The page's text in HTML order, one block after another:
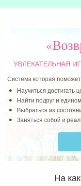
УВЛЕКАТЕЛЬНАЯ
Система которая
Научиться достигать
Найти подруг и
Выбраться из
Заняться собой и
На